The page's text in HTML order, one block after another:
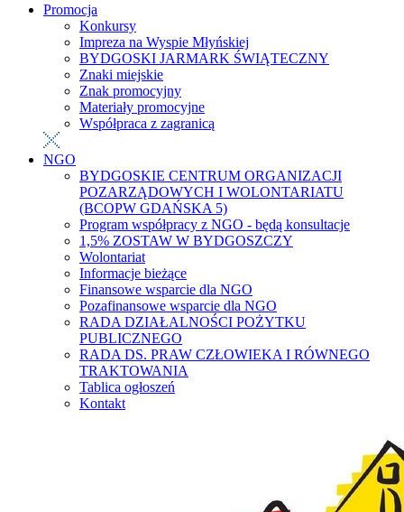
Promocja
Konkursy
Impreza na Wyspie Młyńskiej
BYDGOSKI JARMARK ŚWIĄTECZNY
Znaki miejskie
Znak promocyjny
Materiały promocyjne
Współpraca z zagranicą
NGO
BYDGOSKIE CENTRUM ORGANIZACJI
POZARZĄDOWYCH I WOLONTARIATU
(BCOPW GDAŃSKA 5)
Program współpracy z NGO - będą konsultacje
1,5% ZOSTAW W BYDGOSZCZY
Wolontariat
Informacje bieżące
Finansowe wsparcie dla NGO
Pozafinansowe wsparcie dla NGO
RADA DZIAŁALNOŚCI POŻYTKU
PUBLICZNEGO
RADA DS. PRAW CZŁOWIEKA I RÓWNEGO
TRAKTOWANIA
Tablica ogłoszeń
Kontakt